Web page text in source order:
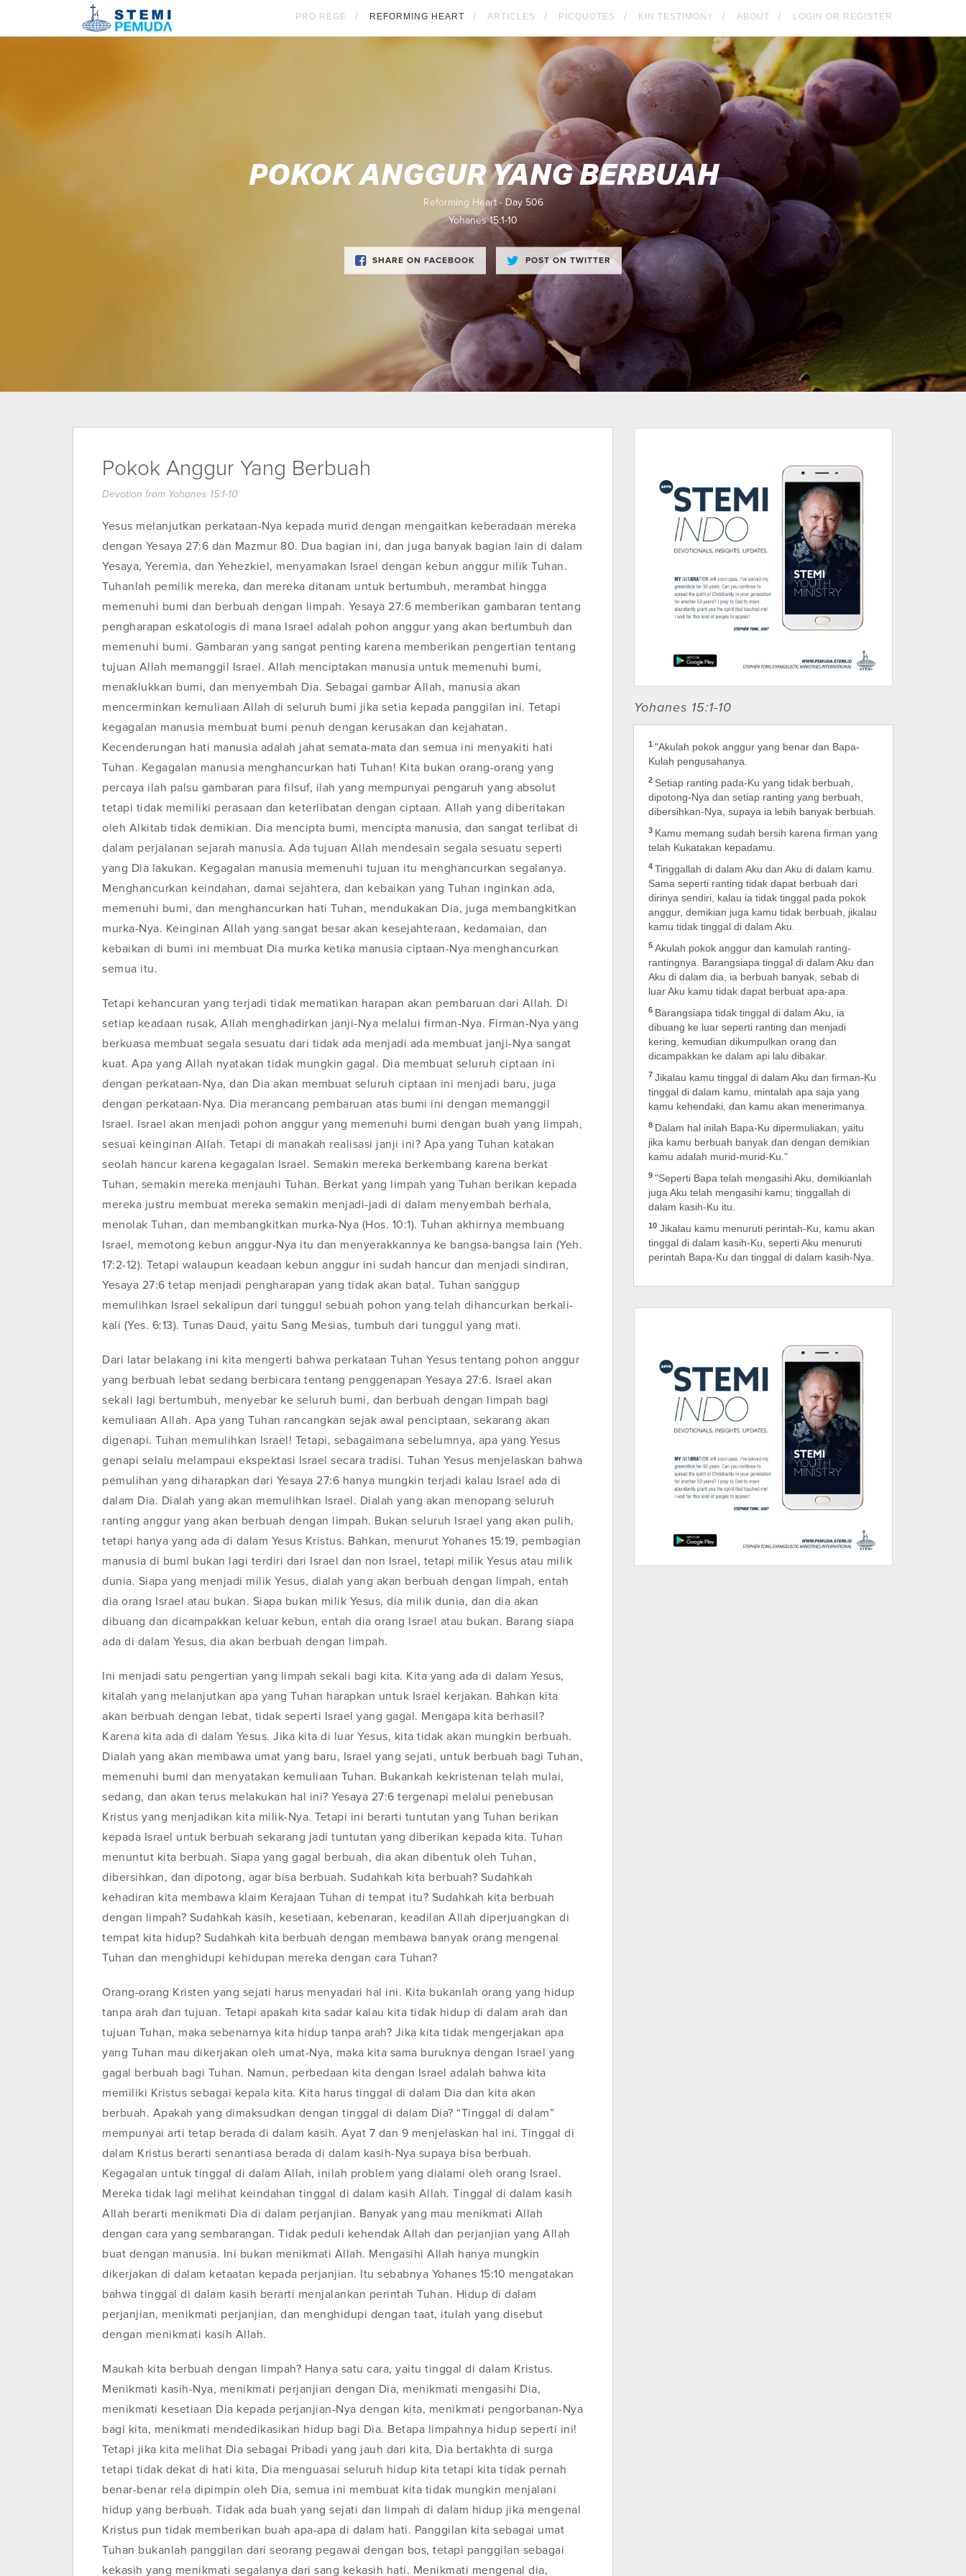
PRO REGE REFORMING HEART ARTICLES PICQUOTES KIN TESTIMONY ABOUT LOGIN OR REGISTER
POKOK ANGGUR YANG BERBUAH
Reforming Heart - Day 506
Yohanes 15:1-10
SHARE ON FACEBOOK POST ON TWITTER
Pokok Anggur Yang Berbuah
Devotion from Yohanes 15:1-10
Yesus melanjutkan perkataan-Nya kepada murid dengan mengaitkan keberadaan mereka
dengan Yesaya 27:6 dan Mazmur 80. Dua bagian ini, dan juga banyak bagian lain di dalam
Yesaya, Yeremia, dan Yehezkiel, menyamakan Israel dengan kebun anggur milik Tuhan.
Tuhanlah pemilik mereka, dan mereka ditanam untuk bertumbuh, merambat hingga
memenuhi bumi dan berbuah dengan limpah. Yesaya 27:6 memberikan gambaran tentang
pengharapan eskatologis di mana Israel adalah pohon anggur yang akan bertumbuh dan
memenuhi bumi. Gambaran yang sangat penting karena memberikan pengertian tentang
tujuan Allah memanggil Israel. Allah menciptakan manusia untuk memenuhi bumi,
menaklukkan bumi, dan menyembah Dia. Sebagai gambar Allah, manusia akan
mencerminkan kemuliaan Allah di seluruh bumi jika setia kepada panggilan ini. Tetapi
kegagalan manusia membuat bumi penuh dengan kerusakan dan kejahatan.
Kecenderungan hati manusia adalah jahat semata-mata dan semua ini menyakiti hati
Tuhan. Kegagalan manusia menghancurkan hati Tuhan! Kita bukan orang-orang yang
percaya ilah palsu gambaran para filsuf, ilah yang mempunyai pengaruh yang absolut
tetapi tidak memiliki perasaan dan keterlibatan dengan ciptaan. Allah yang diberitakan
oleh Alkitab tidak demikian. Dia mencipta bumi, mencipta manusia, dan sangat terlibat di
dalam perjalanan sejarah manusia. Ada tujuan Allah mendesain segala sesuatu seperti
yang Dia lakukan. Kegagalan manusia memenuhi tujuan itu menghancurkan segalanya.
Menghancurkan keindahan, damai sejahtera, dan kebaikan yang Tuhan inginkan ada,
memenuhi bumi, dan menghancurkan hati Tuhan, mendukakan Dia, juga membangkitkan
murka-Nya. Keinginan Allah yang sangat besar akan kesejahteraan, kedamaian, dan
kebaikan di bumi ini membuat Dia murka ketika manusia ciptaan-Nya menghancurkan
semua itu.
Tetapi kehancuran yang terjadi tidak mematikan harapan akan pembaruan dari Allah. Di
setiap keadaan rusak, Allah menghadirkan janji-Nya melalui firman-Nya. Firman-Nya yang
berkuasa membuat segala sesuatu dari tidak ada menjadi ada membuat janji-Nya sangat
kuat. Apa yang Allah nyatakan tidak mungkin gagal. Dia membuat seluruh ciptaan ini
dengan perkataan-Nya, dan Dia akan membuat seluruh ciptaan ini menjadi baru, juga
dengan perkataan-Nya. Dia merancang pembaruan atas bumi ini dengan memanggil
Israel. Israel akan menjadi pohon anggur yang memenuhi bumi dengan buah yang limpah,
sesuai keinginan Allah. Tetapi di manakah realisasi janji ini? Apa yang Tuhan katakan
seolah hancur karena kegagalan Israel. Semakin mereka berkembang karena berkat
Tuhan, semakin mereka menjauhi Tuhan. Berkat yang limpah yang Tuhan berikan kepada
mereka justru membuat mereka semakin menjadi-jadi di dalam menyembah berhala,
menolak Tuhan, dan membangkitkan murka-Nya (Hos. 10:1). Tuhan akhirnya membuang
Israel, memotong kebun anggur-Nya itu dan menyerakkannya ke bangsa-bangsa lain (Yeh.
17:2-12). Tetapi walaupun keadaan kebun anggur ini sudah hancur dan menjadi sindiran,
Yesaya 27:6 tetap menjadi pengharapan yang tidak akan batal. Tuhan sanggup
memulihkan Israel sekalipun dari tunggul sebuah pohon yang telah dihancurkan berkali-
kali (Yes. 6:13). Tunas Daud, yaitu Sang Mesias, tumbuh dari tunggul yang mati.
Dari latar belakang ini kita mengerti bahwa perkataan Tuhan Yesus tentang pohon anggur
yang berbuah lebat sedang berbicara tentang penggenapan Yesaya 27:6. Israel akan
sekali lagi bertumbuh, menyebar ke seluruh bumi, dan berbuah dengan limpah bagi
kemuliaan Allah. Apa yang Tuhan rancangkan sejak awal penciptaan, sekarang akan
digenapi. Tuhan memulihkan Israel! Tetapi, sebagaimana sebelumnya, apa yang Yesus
genapi selalu melampaui ekspektasi Israel secara tradisi. Tuhan Yesus menjelaskan bahwa
pemulihan yang diharapkan dari Yesaya 27:6 hanya mungkin terjadi kalau Israel ada di
dalam Dia. Dialah yang akan memulihkan Israel. Dialah yang akan menopang seluruh
ranting anggur yang akan berbuah dengan limpah. Bukan seluruh Israel yang akan pulih,
tetapi hanya yang ada di dalam Yesus Kristus. Bahkan, menurut Yohanes 15:19, pembagian
manusia di bumi bukan lagi terdiri dari Israel dan non Israel, tetapi milik Yesus atau milik
dunia. Siapa yang menjadi milik Yesus, dialah yang akan berbuah dengan limpah, entah
dia orang Israel atau bukan. Siapa bukan milik Yesus, dia milik dunia, dan dia akan
dibuang dan dicampakkan keluar kebun, entah dia orang Israel atau bukan. Barang siapa
ada di dalam Yesus, dia akan berbuah dengan limpah.
Ini menjadi satu pengertian yang limpah sekali bagi kita. Kita yang ada di dalam Yesus,
kitalah yang melanjutkan apa yang Tuhan harapkan untuk Israel kerjakan. Bahkan kita
akan berbuah dengan lebat, tidak seperti Israel yang gagal. Mengapa kita berhasil?
Karena kita ada di dalam Yesus. Jika kita di luar Yesus, kita tidak akan mungkin berbuah.
Dialah yang akan membawa umat yang baru, Israel yang sejati, untuk berbuah bagi Tuhan,
memenuhi bumi dan menyatakan kemuliaan Tuhan. Bukankah kekristenan telah mulai,
sedang, dan akan terus melakukan hal ini? Yesaya 27:6 tergenapi melalui penebusan
Kristus yang menjadikan kita milik-Nya. Tetapi ini berarti tuntutan yang Tuhan berikan
kepada Israel untuk berbuah sekarang jadi tuntutan yang diberikan kepada kita. Tuhan
menuntut kita berbuah. Siapa yang gagal berbuah, dia akan dibentuk oleh Tuhan,
dibersihkan, dan dipotong, agar bisa berbuah. Sudahkah kita berbuah? Sudahkah
kehadiran kita membawa klaim Kerajaan Tuhan di tempat itu? Sudahkah kita berbuah
dengan limpah? Sudahkah kasih, kesetiaan, kebenaran, keadilan Allah diperjuangkan di
tempat kita hidup? Sudahkah kita berbuah dengan membawa banyak orang mengenal
Tuhan dan menghidupi kehidupan mereka dengan cara Tuhan?
Orang-orang Kristen yang sejati harus menyadari hal ini. Kita bukanlah orang yang hidup
tanpa arah dan tujuan. Tetapi apakah kita sadar kalau kita tidak hidup di dalam arah dan
tujuan Tuhan, maka sebenarnya kita hidup tanpa arah? Jika kita tidak mengerjakan apa
yang Tuhan mau dikerjakan oleh umat-Nya, maka kita sama buruknya dengan Israel yang
gagal berbuah bagi Tuhan. Namun, perbedaan kita dengan Israel adalah bahwa kita
memiliki Kristus sebagai kepala kita. Kita harus tinggal di dalam Dia dan kita akan
berbuah. Apakah yang dimaksudkan dengan tinggal di dalam Dia? “Tinggal di dalam”
mempunyai arti tetap berada di dalam kasih. Ayat 7 dan 9 menjelaskan hal ini. Tinggal di
dalam Kristus berarti senantiasa berada di dalam kasih-Nya supaya bisa berbuah.
Kegagalan untuk tinggal di dalam Allah, inilah problem yang dialami oleh orang Israel.
Mereka tidak lagi melihat keindahan tinggal di dalam kasih Allah. Tinggal di dalam kasih
Allah berarti menikmati Dia di dalam perjanjian. Banyak yang mau menikmati Allah
dengan cara yang sembarangan. Tidak peduli kehendak Allah dan perjanjian yang Allah
buat dengan manusia. Ini bukan menikmati Allah. Mengasihi Allah hanya mungkin
dikerjakan di dalam ketaatan kepada perjanjian. Itu sebabnya Yohanes 15:10 mengatakan
bahwa tinggal di dalam kasih berarti menjalankan perintah Tuhan. Hidup di dalam
perjanjian, menikmati perjanjian, dan menghidupi dengan taat, itulah yang disebut
dengan menikmati kasih Allah.
Maukah kita berbuah dengan limpah? Hanya satu cara, yaitu tinggal di dalam Kristus.
Menikmati kasih-Nya, menikmati perjanjian dengan Dia, menikmati mengasihi Dia,
menikmati kesetiaan Dia kepada perjanjian-Nya dengan kita, menikmati pengorbanan-Nya
bagi kita, menikmati mendedikasikan hidup bagi Dia. Betapa limpahnya hidup seperti ini!
Tetapi jika kita melihat Dia sebagai Pribadi yang jauh dari kita, Dia bertakhta di surga
tetapi tidak dekat di hati kita, Dia menguasai seluruh hidup kita tetapi kita tidak pernah
benar-benar rela dipimpin oleh Dia, semua ini membuat kita tidak mungkin menjalani
hidup yang berbuah. Tidak ada buah yang sejati dan limpah di dalam hidup jika mengenal
Kristus pun tidak memberikan buah apa-apa di dalam hati. Panggilan kita sebagai umat
Tuhan bukanlah panggilan dari seorang pegawai dengan bos, tetapi panggilan sebagai
kekasih yang menikmati segalanya dari sang kekasih hati. Menikmati mengenal dia,
Yohanes 15:1-10
1 "Akulah pokok anggur yang benar dan Bapa-
Kulah pengusahanya.
2 Setiap ranting pada-Ku yang tidak berbuah,
dipotong-Nya dan setiap ranting yang berbuah,
dibersihkan-Nya, supaya ia lebih banyak berbuah.
3 Kamu memang sudah bersih karena firman yang
telah Kukatakan kepadamu.
4 Tinggallah di dalam Aku dan Aku di dalam kamu.
Sama seperti ranting tidak dapat berbuah dari
dirinya sendiri, kalau ia tidak tinggal pada pokok
anggur, demikian juga kamu tidak berbuah, jikalau
kamu tidak tinggal di dalam Aku.
5 Akulah pokok anggur dan kamulah ranting-
rantingnya. Barangsiapa tinggal di dalam Aku dan
Aku di dalam dia, ia berbuah banyak, sebab di
luar Aku kamu tidak dapat berbuat apa-apa.
6 Barangsiapa tidak tinggal di dalam Aku, ia
dibuang ke luar seperti ranting dan menjadi
kering, kemudian dikumpulkan orang dan
dicampakkan ke dalam api lalu dibakar.
7 Jikalau kamu tinggal di dalam Aku dan firman-Ku
tinggal di dalam kamu, mintalah apa saja yang
kamu kehendaki, dan kamu akan menerimanya.
8 Dalam hal inilah Bapa-Ku dipermuliakan, yaitu
jika kamu berbuah banyak dan dengan demikian
kamu adalah murid-murid-Ku."
9 "Seperti Bapa telah mengasihi Aku, demikianlah
juga Aku telah mengasihi kamu; tinggallah di
dalam kasih-Ku itu.
10 Jikalau kamu menuruti perintah-Ku, kamu akan
tinggal di dalam kasih-Ku, seperti Aku menuruti
perintah Bapa-Ku dan tinggal di dalam kasih-Nya.